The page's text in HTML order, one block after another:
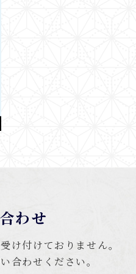
わせ
け付けておりません。
合わせください。